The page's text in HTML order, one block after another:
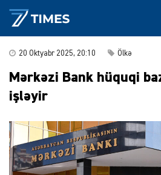
20 Oktyabr 2025, 20:10 Ölkə
Mərkəzi Bank hüquqi
işləyir